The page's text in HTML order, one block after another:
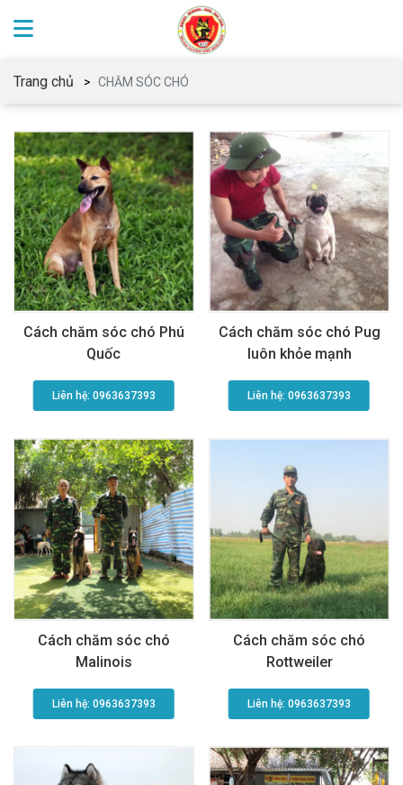
Trang chủ CHĂM SÓC CHÓ
Cách chăm sóc chó Phú
Quốc
Liên hệ: 0963637393​
Cách chăm sóc chó Pug
luôn khỏe mạnh
Liên hệ: 0963637393​
Cách chăm sóc chó
Malinois
Liên hệ: 0963637393​
Cách chăm sóc chó
Rottweiler
Liên hệ: 0963637393​